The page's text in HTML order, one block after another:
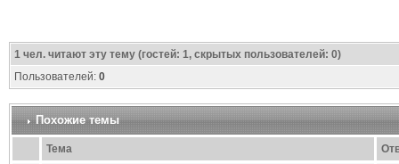
1чел. читают эту тему (гостей: 1, скрытых пользователей: 0)
Пользователей: 0
Похожие темы
Тема